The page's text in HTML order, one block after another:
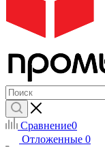
Сравнение0
Отложенные 0